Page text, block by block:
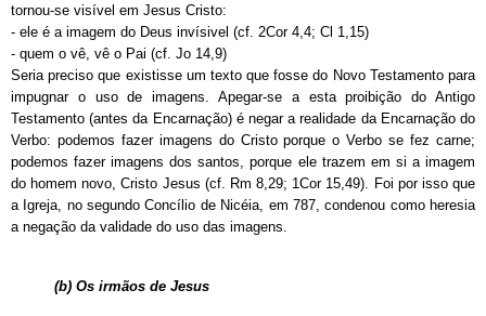
tornou-se visível em Jesus Cristo:
- ele é a imagem do Deus invísivel (cf. 2Cor 4,4; Cl 1,15)
- quem o vê, vê o Pai (cf. Jo 14,9)
Seria preciso que existisse um texto que fosse do Novo Testamento para
impugnar o uso de imagens. Apegar-se a esta proibição do Antigo
Testamento (antes da Encarnação) é negar a realidade da Encarnação do
Verbo: podemos fazer imagens do Cristo porque o Verbo se fez carne;
podemos fazer imagens dos santos, porque ele trazem em si a imagem
do homem novo, Cristo Jesus (cf. Rm 8,29; 1Cor 15,49). Foi por isso que
a Igreja, no segundo Concílio de Nicéia, em 787, condenou como heresia
a negação da validade do uso das imagens.
(b) Os irmãos de Jesus